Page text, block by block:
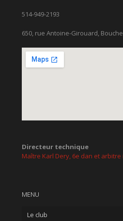
514-949-2193
650, rue Antoine-Girouard,
Directeur technique
Maître Karl Dery, 6e dan et
MENU
Le club